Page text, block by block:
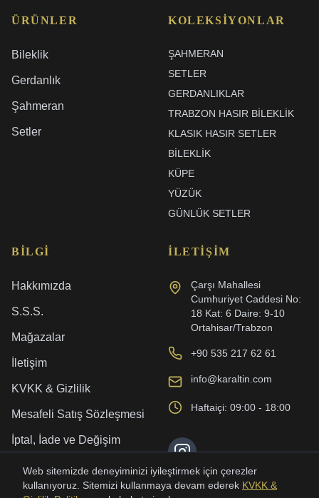
ÜRÜNLER
Bileklik
Gerdanlık
Şahmeran
Setler
KOLEKSIYONLAR
ŞAHMERAN
SETLER
GERDANLIKLAR
TRABZON HASIR BILEKLIK
KLASIK HASIR SETLER
BİLEKLİK
KÜPE
YÜZÜK
GÜNLÜK SETLER
BILGI
Hakkımızda
S.S.S.
Mağazalar
İletişim
KVKK & Gizlilik
Mesafeli Satış Sözleşmesi
İptal, İade ve Değişim
Kargo ve Teslimat
İLETIŞIM
Çarşı Mahallesi
Cumhuriyet Caddesi No:
18 Kat: 6 Daire: 9-10
Ortahisar/Trabzon
+90 535 217 62 61
info@karaltin.com
Haftaiçi: 09:00 - 18:00
Web sitemizde deneyiminizi iyileştirmek için çerezler
kullanıyoruz. Sitemizi kullanmaya devam ederek KVKK &